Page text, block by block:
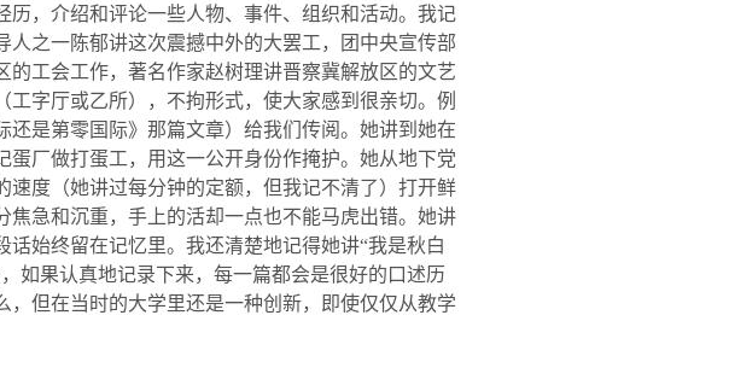
，介绍和评论一些人物、事件、组织和活动。我记
之一陈郁讲这次震撼中外的大罢工，团中央宣传部
工会工作，著名作家赵树理讲晋察冀解放区的文艺
字厅或乙所），不拘形式，使大家感到很亲切。例
是第零国际》那篇文章）给我们传阅。她讲到她在
厂做打蛋工，用这一公开身份作掩护。她从地下党
度（她讲过每分钟的定额，但我记不清了）打开鲜
急和沉重，手上的活却一点也不能马虎出错。她讲
始终留在记忆里。我还清楚地记得她讲“我是秋白
如果认真地记录下来，每一篇都会是很好的口述历
但在当时的大学里还是一种创新，即使仅仅从教学